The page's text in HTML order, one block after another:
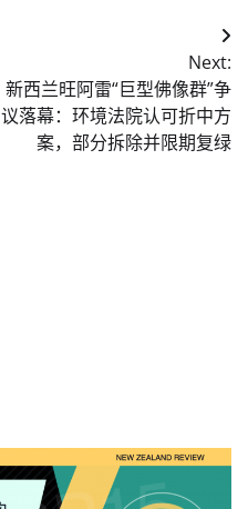
Next:
新西兰旺阿雷“巨型佛像群”争
议落幕：环境法院认可折中方
案，部分拆除并限期复绿